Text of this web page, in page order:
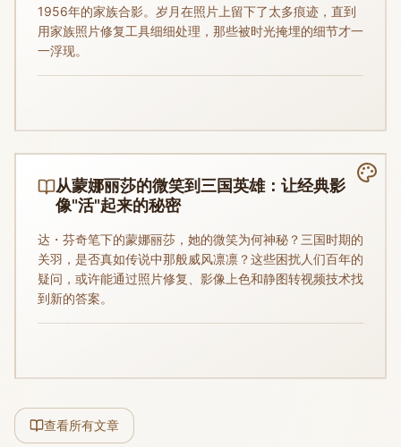
1956年的家族合影。岁月在照片上留下了太多痕迹，直到
用家族照片修复工具细细处理，那些被时光掩埋的细节才一
一浮现。
从蒙娜丽莎的微笑到三国英雄：让经典影
像"活"起来的秘密
达・芬奇笔下的蒙娜丽莎，她的微笑为何神秘？三国时期的
关羽，是否真如传说中那般威风凛凛？这些困扰人们百年的
疑问，或许能通过照片修复、影像上色和静图转视频技术找
到新的答案。
查看所有文章